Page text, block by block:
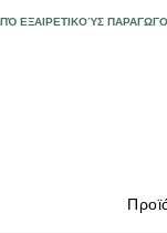
ΕΞΑΙΡΕΤΙΚΟΎΣ